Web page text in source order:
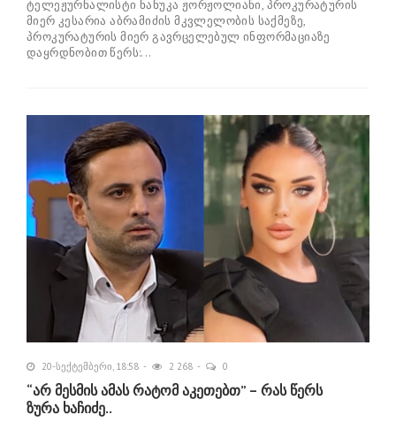
ტელეჟურნალისტი ნანუკა ჟორჟოლიანი, პროკურატურის
მიერ კესარია აბრამიძის მკვლელობის საქმეზე,
პროკურატურის მიერ გავრცელებულ ინფორმაციაზე
დაყრდნობით წერს:...
20-სექტემბერი, 18:58 2 268 0
“არ მესმის ამას რატომ აკეთებთ” – რას წერს
ზურა ხაჩიძე..